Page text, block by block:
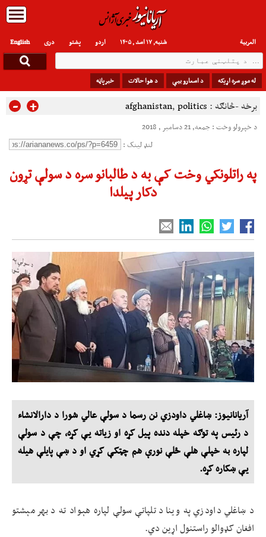
English دری پشتو العربیة اردو شنبه, ۱۷ اسد , ۱۴۰۵
له موږ سره اړیکه د اسعارو بیې د هوا حالات خبرپاڼه
برخه -څانګه : afghanistan, politics
- +
د خپرولو وخت : جمعه, 21 دسامبر , 2018
لنډ لینک :
په راتلونکي وخت کې به د طالبانو سره د سولې تړون
دکار پيلدا
آریانانیوز: ښاغلي داودزي نن رسما د سولې عالي شورا د دارالانشاء
د رئيس په توګه خپله دنده پيل کړه او زياته يې کړه، چې د سولې
لپاره به خپلې هلې ځلې نورې هم چټکې کړي او د ښې پايلې هيله
يې ښکاره کړه.
د ښاغلي داودزي په وينا د تلپاتې سولې لپاره هېواد ته د بهر مېشتو
افغان کډوالو راستنول اړين دي.